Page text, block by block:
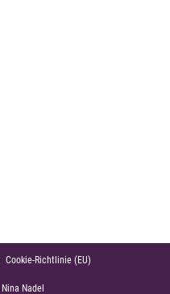
Cookie-Richtlinie (EU)
Nadel